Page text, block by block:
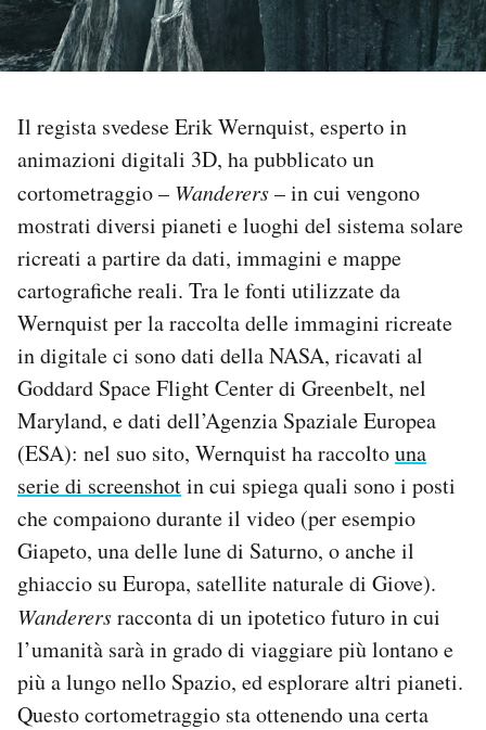
PODCAST
I MIEI PREFERITI
SHOP
CALENDARIO
AREA PERSONALE
Area Personale
Notifiche mobile
Regala il Post
Hai bisogno di aiuto?
Esci
Il regista svedese Erik Wernquist, esperto in
animazioni digitali 3D, ha pubblicato un
cortometraggio – Wanderers– in cui vengono
mostrati diversi pianeti e luoghi del sistema solare
ricreati a partire da dati, immagini e mappe
cartografiche reali. Tra le fonti utilizzate da
Wernquist per la raccolta delle immagini ricreate
in digitale ci sono dati della NASA, ricavati al
Goddard Space Flight Center di Greenbelt, nel
Maryland, e dati dell’Agenzia Spaziale Europea
(ESA): nel suo sito, Wernquist ha raccoltouna
serie di screenshotin cui spiega quali sono i posti
che compaiono durante il video (per esempio
Giapeto, una delle lune di Saturno, o anche il
ghiaccio su Europa, satellite naturale di Giove).
Wanderersracconta di un ipotetico futuro in cui
l’umanità sarà in grado di viaggiare più lontano e
più a lungo nello Spazio, ed esplorare altri pianeti.
Questo cortometraggio sta ottenendo una certa